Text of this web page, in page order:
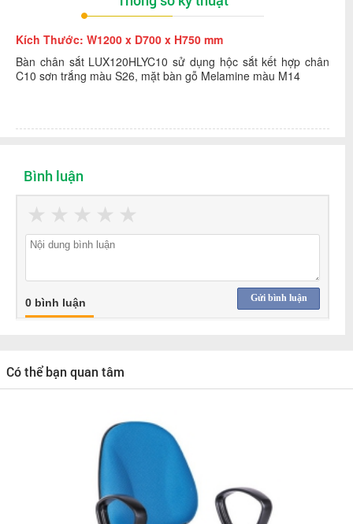
Kích Thước: W1200 x D700 x H750 mm
Bàn chân sắt LUX120HLYC10 sử dụng hộc sắt kết hợp chân
C10 sơn trắng màu S26, mặt bàn gỗ Melamine màu M14
Bình luận
★
★
★
★
★
Gửi bình luận
0 bình luận
Có thể bạn quan tâm